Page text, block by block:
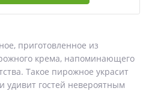
приготовленное из
крема, напоминающего
Такое пирожное украсит
гостей невероятным